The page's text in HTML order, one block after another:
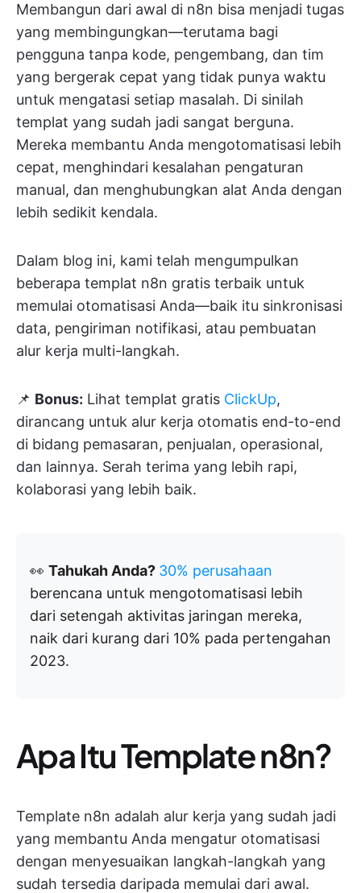
Membangun dari awal di n8n bisa menjadi tugas
yang membingungkan—terutama bagi
pengguna tanpa kode, pengembang, dan tim
yang bergerak cepat yang tidak punya waktu
untuk mengatasi setiap masalah. Di sinilah
templat yang sudah jadi sangat berguna.
Mereka membantu Anda mengotomatisasi lebih
cepat, menghindari kesalahan pengaturan
manual, dan menghubungkan alat Anda dengan
lebih sedikit kendala.
Dalam blog ini, kami telah mengumpulkan
beberapa templat n8n gratis terbaik untuk
memulai otomatisasi Anda—baik itu sinkronisasi
data, pengiriman notifikasi, atau pembuatan
alur kerja multi-langkah.
📌 Bonus: Lihat templat gratis ClickUp,
dirancang untuk alur kerja otomatis end-to-end
di bidang pemasaran, penjualan, operasional,
dan lainnya. Serah terima yang lebih rapi,
kolaborasi yang lebih baik.
👀 Tahukah Anda? 30% perusahaan
berencana untuk mengotomatisasi lebih
dari setengah aktivitas jaringan mereka,
naik dari kurang dari 10% pada pertengahan
2023.
Apa Itu Template n8n?
Template n8n adalah alur kerja yang sudah jadi
yang membantu Anda mengatur otomatisasi
dengan menyesuaikan langkah-langkah yang
sudah tersedia daripada memulai dari awal.